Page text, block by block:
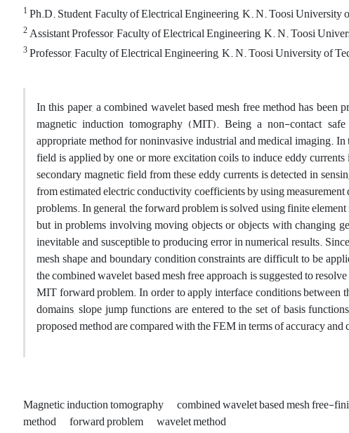
1Ph.D. Student, Faculty of Electrical Engineering, K. N. Toosi University
2Assistant Professor, Faculty of Electrical Engineering, K. N. Toosi
3Professor, Faculty of Electrical Engineering, K. N. Toosi University of
In this paper, a combined wavelet based mesh free method has been
magnetic induction tomography (MIT). Being a non-contact
appropriate method for noninvasive industrial and medical imaging.
field is applied by one or more excitation coils to induce eddy
secondary magnetic field from these eddy currents is detected in
from estimated electric conductivity coefficients by using
problems. In general, the forward problem is solved using finite
but in problems involving moving objects or objects with changing
inevitable and susceptible to producing error in numerical results.
mesh shape and boundary condition constraints are difficult to be
the combined wavelet based mesh free approach is suggested to
MIT forward problem. In order to apply interface conditions between
domains, slope jump functions are entered to the set of basis
proposed method are compared with the FEM in terms of accuracy
Magnetic induction tomography combined wavelet based mesh free-
method
forward problem
wavelet method